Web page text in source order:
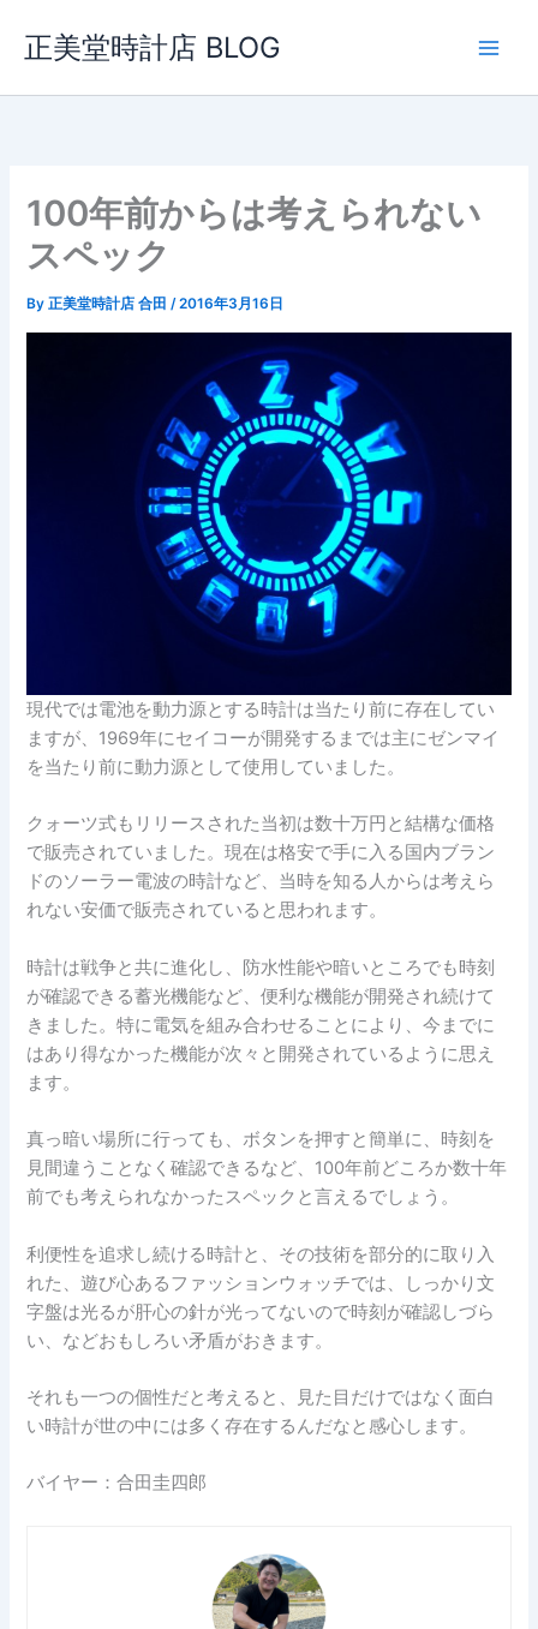
ス
正美堂時計店 BLOG
100年前からは考えられない
スペック
By正美堂時計店 合田/2016年3月16日
現代では電池を動力源とする時計は当たり前に存在してい
ますが、1969年にセイコーが開発するまでは主にゼンマイ
を当たり前に動力源として使用していました。
クォーツ式もリリースされた当初は数十万円と結構な価格
で販売されていました。現在は格安で手に入る国内ブラン
ドのソーラー電波の時計など、当時を知る人からは考えら
れない安価で販売されていると思われます。
時計は戦争と共に進化し、防水性能や暗いところでも時刻
が確認できる蓄光機能など、便利な機能が開発され続けて
きました。特に電気を組み合わせることにより、今までに
はあり得なかった機能が次々と開発されているように思え
ます。
真っ暗い場所に行っても、ボタンを押すと簡単に、時刻を
見間違うことなく確認できるなど、100年前どころか数十年
前でも考えられなかったスペックと言えるでしょう。
利便性を追求し続ける時計と、その技術を部分的に取り入
れた、遊び心あるファッションウォッチでは、しっかり文
字盤は光るが肝心の針が光ってないので時刻が確認しづら
い、などおもしろい矛盾がおきます。
それも一つの個性だと考えると、見た目だけではなく面白
い時計が世の中には多く存在するんだなと感心します。
バイヤー：合田圭四郎